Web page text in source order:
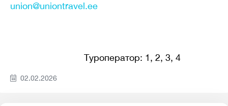
union@uniontravel.ee
Туроператор: 1, 2, 3, 4
02.02.2026